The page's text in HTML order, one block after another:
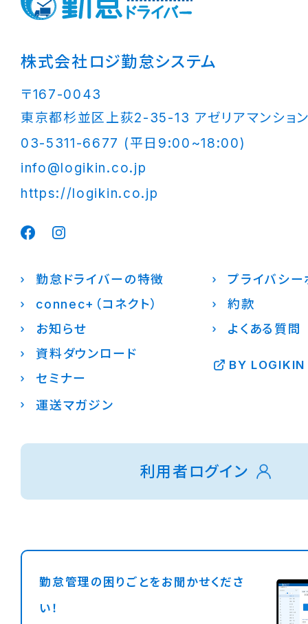
株式会社ロジ勤怠システム
〒167-0043
東京都杉並区上荻2-35-13 アゼリアマンショ
03-5311-6677 (平日9:00~18:00)
info@logikin.co.jp
https://logikin.co.jp
勤怠ドライバーの特徴
connec+（コネクト）
お知らせ
資料ダウンロード
セミナー
運送マガジン
プライバシー
約款
よくある質問
BY LOGIKIN
利用者ログイン
勤怠管理の困りごとをお聞かせくださ
い！